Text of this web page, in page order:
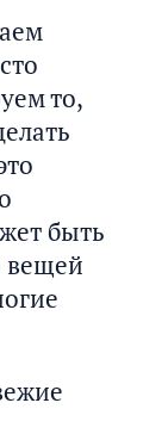
то,
быть
вещей